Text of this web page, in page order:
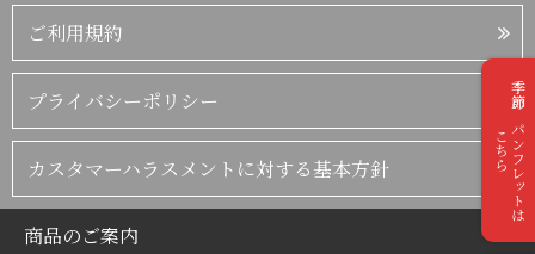
ご利用規約
プライバシーポリシー
カスタマーハラスメントに対する基本方針
商品のご案内
季節のパンフレットは
こちら